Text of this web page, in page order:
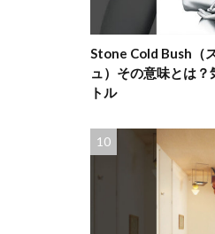
Stone Cold Bush（
ュ）その意味とは
トル